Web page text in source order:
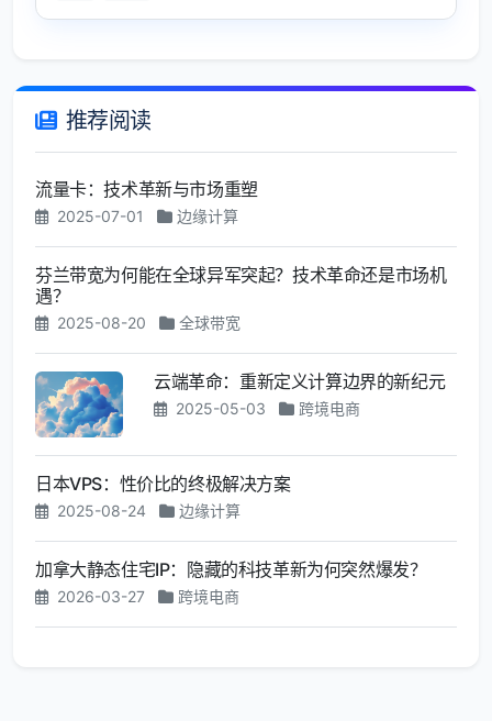
推荐阅读
流量卡：技术革新与市场重塑
2025-07-01 边缘计算
芬兰带宽为何能在全球异军突起？技术革命还是市场机
遇？
2025-08-20 全球带宽
云端革命：重新定义计算边界的新纪元
2025-05-03 跨境电商
日本VPS：性价比的终极解决方案
2025-08-24 边缘计算
加拿大静态住宅IP：隐藏的科技革新为何突然爆发？
2026-03-27 跨境电商